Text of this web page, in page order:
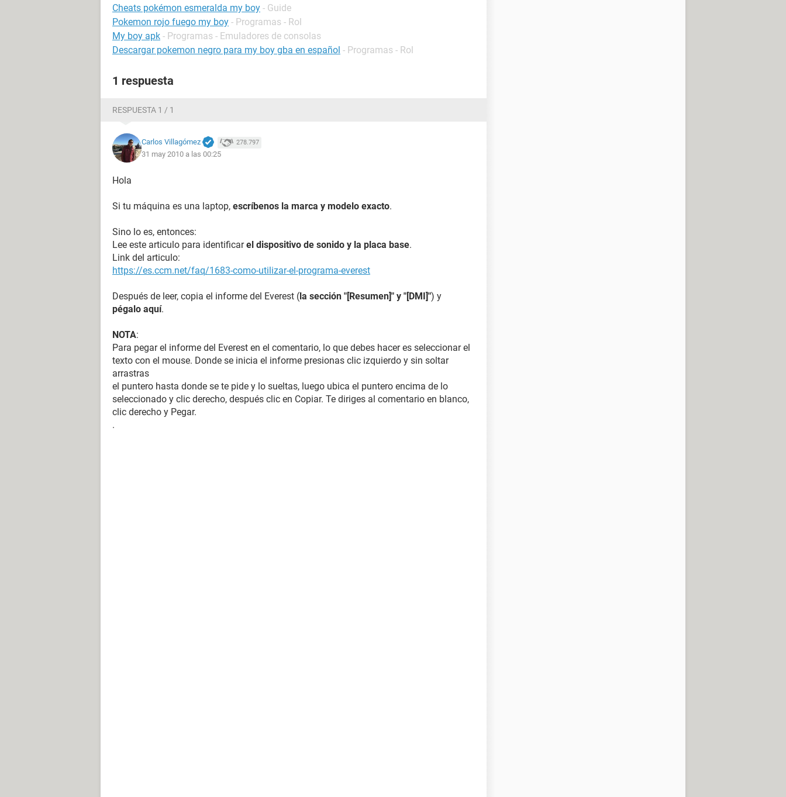
Cheats pokémon esmeralda my boy - Guide
Pokemon rojo fuego my boy - Programas - Rol
My boy apk - Programas - Emuladores de consolas
Descargar pokemon negro para my boy gba en español - Programas - Rol
1 respuesta
RESPUESTA 1 / 1
Carlos Villagómez 278.797
31 may 2010 a las 00:25
Hola
Si tu máquina es una laptop, escríbenos la marca y modelo exacto.
Sino lo es, entonces:
Lee este articulo para identificarel dispositivo de sonido y la placa base.
Link del articulo:
https://es.ccm.net/faq/1683-como-utilizar-el-programa-everest
Después de leer, copia el informe del Everest (la sección "[Resumen]" y "[DMI]") y
pégalo aquí.
NOTA:
Para pegar el informe del Everest en el comentario, lo que debes hacer es seleccionar el
texto con el mouse. Donde se inicia el informe presionas clic izquierdo y sin soltar
arrastras
el puntero hasta donde se te pide y lo sueltas, luego ubica el puntero encima de lo
seleccionado y clic derecho, después clic en Copiar. Te diriges al comentario en blanco,
clic derecho y Pegar.
.